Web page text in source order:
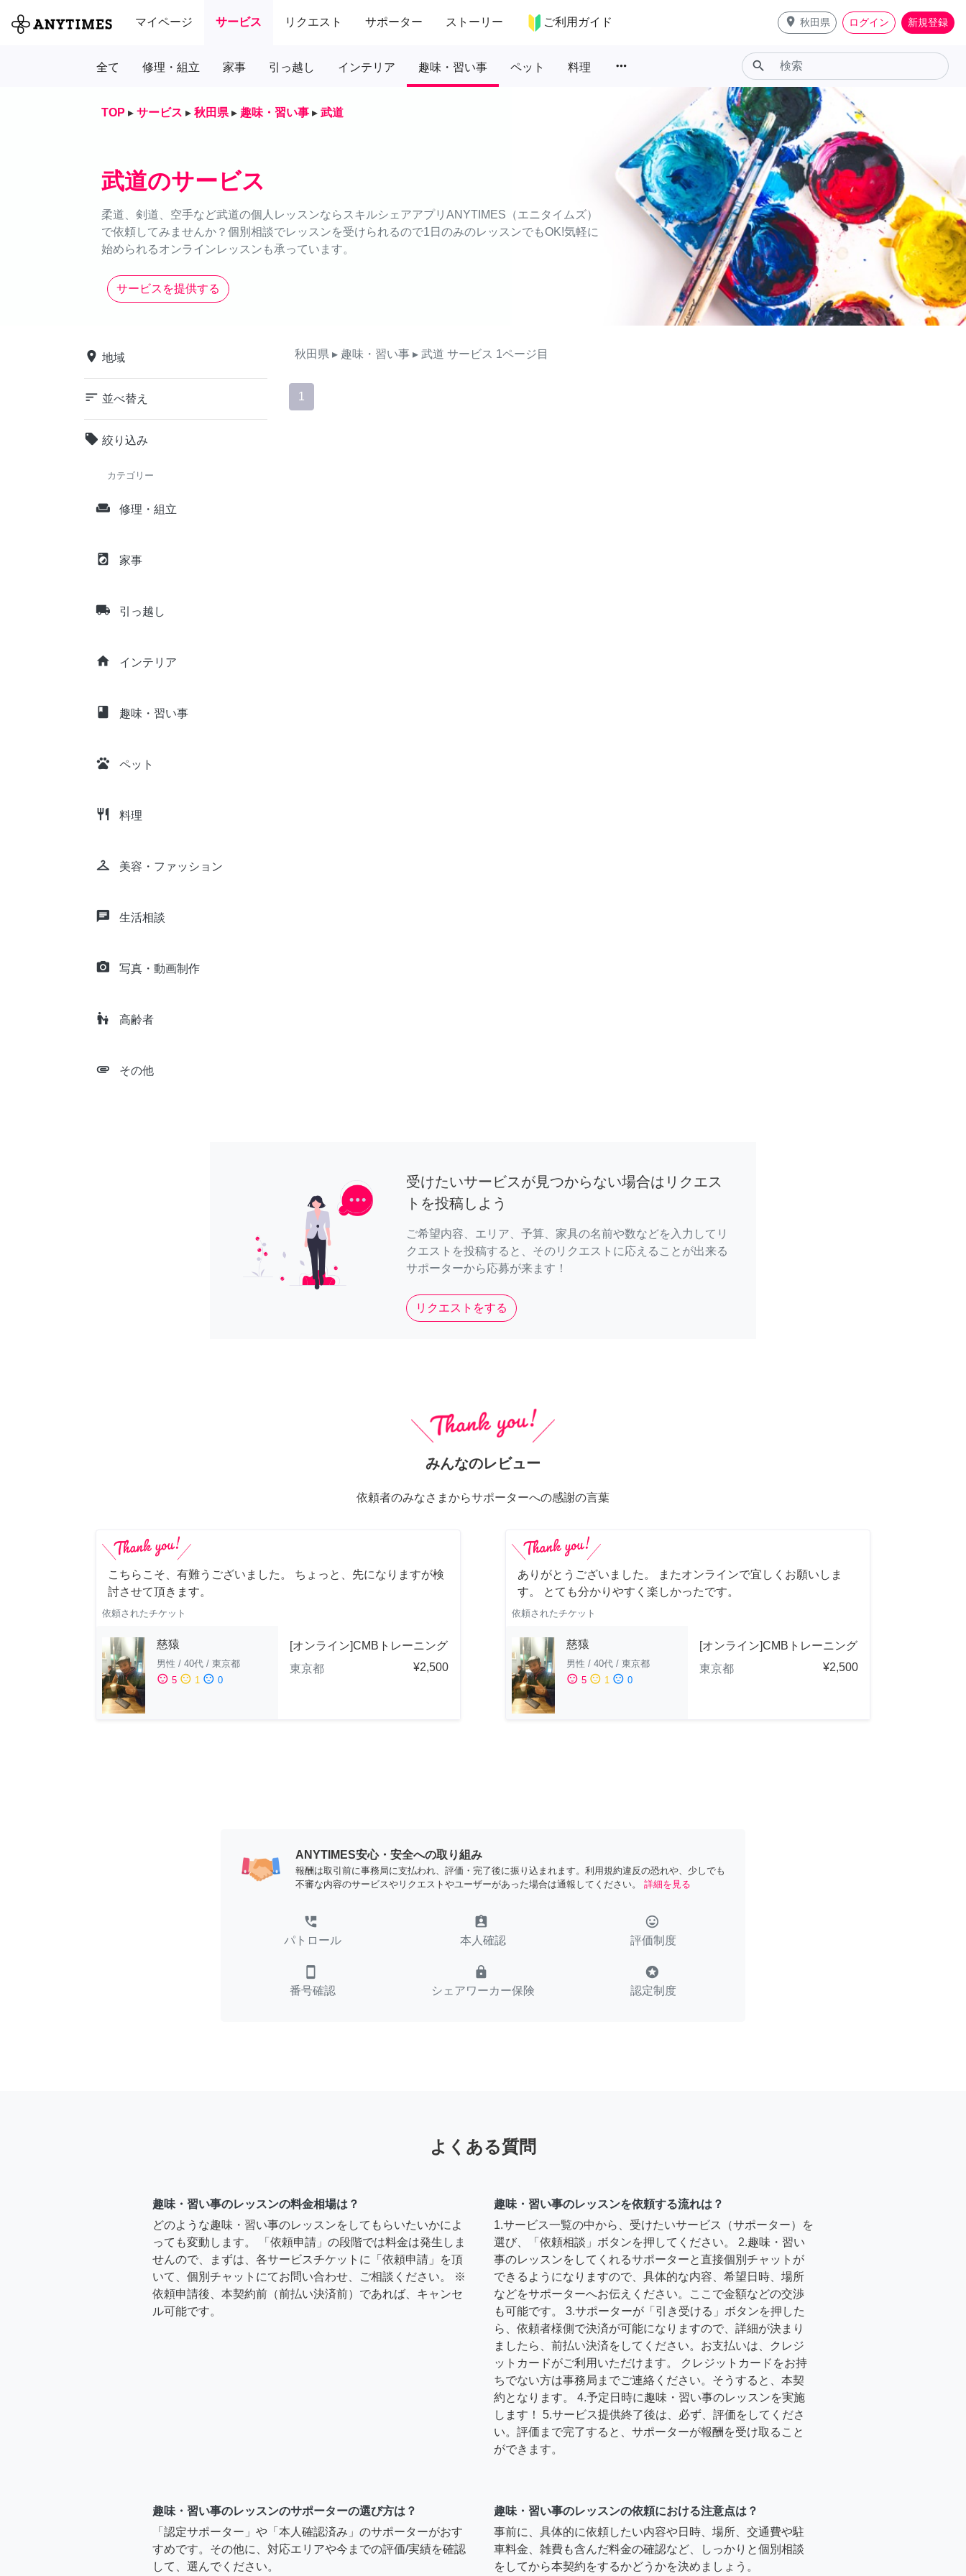
マイページ サービス リクエスト サポーター ストーリー ご利用ガイド place 秋田県 ログイン 新規登録
全て 修理・組立 家事 引っ越し インテリア 趣味・習い事 ペット 料理 more_horiz search
TOP ▸ サービス ▸ 秋田県 ▸ 趣味・習い事 ▸ 武道
武道のサービス
柔道、剣道、空手など武道の個人レッスンならスキルシェアアプリANYTIMES（エニタイムズ）
で依頼してみませんか？個別相談でレッスンを受けられるので1日のみのレッスンでもOK!気軽に
始められるオンラインレッスンも承っています。
サービスを提供する
place 地域
sort 並べ替え
local_offer 絞り込み
カテゴリー
weekend 修理・組立
local_laundry_service 家事
local_shipping 引っ越し
home インテリア
class 趣味・習い事
pets ペット
restaurant 料理
checkroom 美容・ファッション
chat 生活相談
camera_alt 写真・動画制作
escalator_warning 高齢者
attachment その他
秋田県 ▸ 趣味・習い事 ▸ 武道 サービス 1ページ目
1
受けたいサービスが見つからない場合はリクエス
トを投稿しよう
ご希望内容、エリア、予算、家具の名前や数などを入力してリ
クエストを投稿すると、そのリクエストに応えることが出来る
サポーターから応募が来ます！
リクエストをする
みんなのレビュー
依頼者のみなさまからサポーターへの感謝の言葉
こちらこそ、有難うございました。 ちょっと、先になりますが検
討させて頂きます。
依頼されたチケット
慈猿
男性 / 40代 / 東京都
sentiment_satisfied 5 sentiment_neutral 1 sentiment_dissatisfied 0
[オンライン]CMBトレーニング
東京都
¥2,500
ありがとうございました。 またオンラインで宜しくお願いしま
す。 とても分かりやすく楽しかったです。
依頼されたチケット
慈猿
男性 / 40代 / 東京都
sentiment_satisfied 5 sentiment_neutral 1 sentiment_dissatisfied 0
[オンライン]CMBトレーニング
東京都
¥2,500
ANYTIMES安心・安全への取り組み
報酬は取引前に事務局に支払われ、評価・完了後に振り込まれます。利用規約違反の恐れや、少しでも
不審な内容のサービスやリクエストやユーザーがあった場合は通報してください。
詳細を見る
perm_phone_msg
パトロール
assignment_ind
本人確認
tag_faces
評価制度
smartphone
番号確認
lock
シェアワーカー保険
stars
認定制度
よくある質問
趣味・習い事のレッスンの料金相場は？
どのような趣味・習い事のレッスンをしてもらいたいかによ
っても変動します。 「依頼申請」の段階では料金は発生しま
せんので、まずは、各サービスチケットに「依頼申請」を頂
いて、個別チャットにてお問い合わせ、ご相談ください。 ※
依頼申請後、本契約前（前払い決済前）であれば、キャンセ
ル可能です。
趣味・習い事のレッスンを依頼する流れは？
1.サービス一覧の中から、受けたいサービス（サポーター）を
選び、「依頼相談」ボタンを押してください。 2.趣味・習い
事のレッスンをしてくれるサポーターと直接個別チャットが
できるようになりますので、具体的な内容、希望日時、場所
などをサポーターへお伝えください。ここで金額などの交渉
も可能です。 3.サポーターが「引き受ける」ボタンを押した
ら、依頼者様側で決済が可能になりますので、詳細が決まり
ましたら、前払い決済をしてください。お支払いは、クレジ
ットカードがご利用いただけます。 クレジットカードをお持
ちでない方は事務局までご連絡ください。そうすると、本契
約となります。 4.予定日時に趣味・習い事のレッスンを実施
します！ 5.サービス提供終了後は、必ず、評価をしてくださ
い。評価まで完了すると、サポーターが報酬を受け取ること
ができます。
趣味・習い事のレッスンのサポーターの選び方は？
「認定サポーター」や「本人確認済み」のサポーターがおす
すめです。その他に、対応エリアや今までの評価/実績を確認
して、選んでください。
趣味・習い事のレッスンの依頼における注意点は？
事前に、具体的に依頼したい内容や日時、場所、交通費や駐
車料金、雑費も含んだ料金の確認など、しっかりと個別相談
をしてから本契約をするかどうかを決めましょう。